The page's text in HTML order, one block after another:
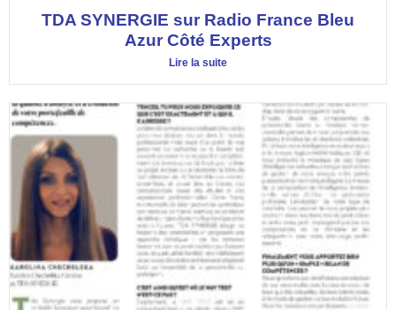
TDA SYNERGIE sur Radio France Bleu
Azur Côté Experts
Lire la suite